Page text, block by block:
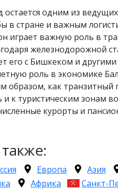
остается одним из
в стране и важным
играет важную роль в
железнодорожной
его с Бишкеком и
роль в экономике
образом, как транзитный
к туристическим зонам
курорты и
Европа Азия
Африка Санкт-